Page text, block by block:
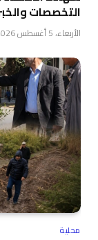
التخصصات
الأربعاء، 5 أغسطس 2026
محلية